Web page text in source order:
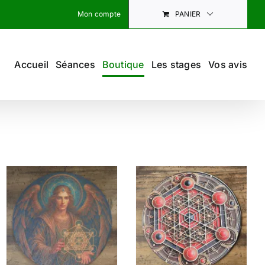
Mon compte PANIER
Accueil Séances Boutique Les stages Vos avis